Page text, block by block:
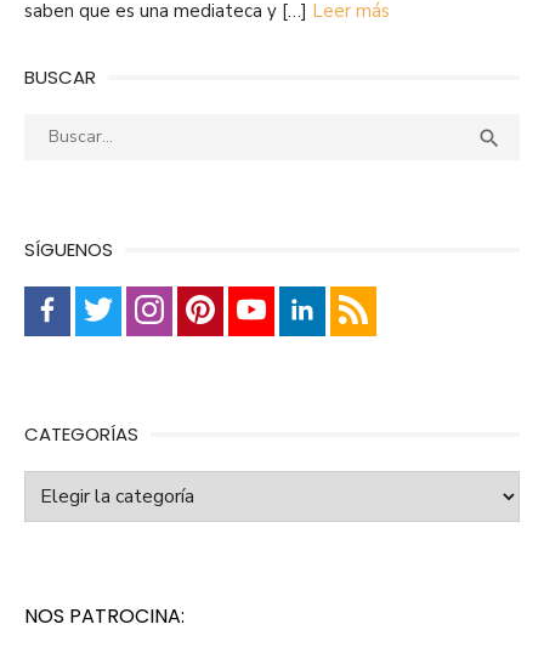
saben que es una mediateca y […] Leer más
BUSCAR
Buscar: 
SÍGUENOS
CATEGORÍAS
NOS PATROCINA: